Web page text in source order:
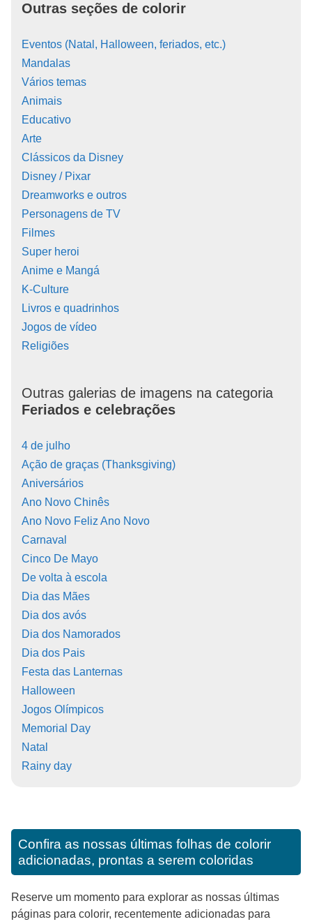
Outras seções de colorir
Eventos (Natal, Halloween, feriados, etc.)
Mandalas
Vários temas
Animais
Educativo
Arte
Clássicos da Disney
Disney / Pixar
Dreamworks e outros
Personagens de TV
Filmes
Super heroi
Anime e Mangá
K-Culture
Livros e quadrinhos
Jogos de vídeo
Religiões
Outras galerias de imagens na categoria
Feriados e celebrações
4 de julho
Ação de graças (Thanksgiving)
Aniversários
Ano Novo Chinês
Ano Novo Feliz Ano Novo
Carnaval
Cinco De Mayo
De volta à escola
Dia das Mães
Dia dos avós
Dia dos Namorados
Dia dos Pais
Festa das Lanternas
Halloween
Jogos Olímpicos
Memorial Day
Natal
Rainy day
Confira as nossas últimas folhas de colorir
adicionadas, prontas a serem coloridas
Reserve um momento para explorar as nossas últimas
páginas para colorir, recentemente adicionadas para